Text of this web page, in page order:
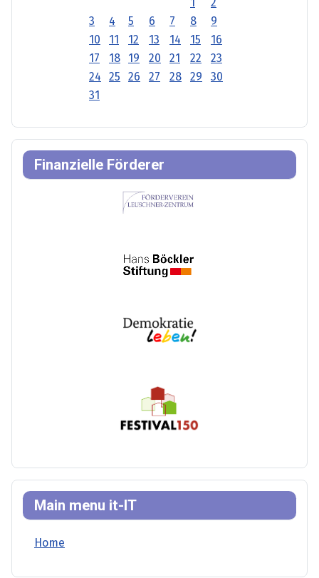
3
4 5 6 7 8
9
10
11 12 13 14 15
16
17
18 19 20 21 22
23
24
25 26 27 28 29
30
31
Finanzielle Förderer
Main menu it-IT
Home